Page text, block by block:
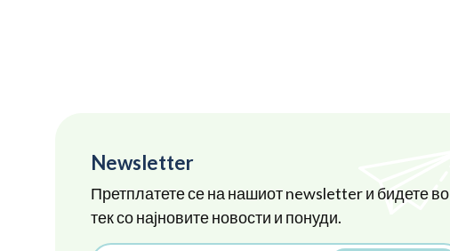
Newsletter
Претплатете се на нашиот newsletter и бидете во
тек со најновите новости и понуди.